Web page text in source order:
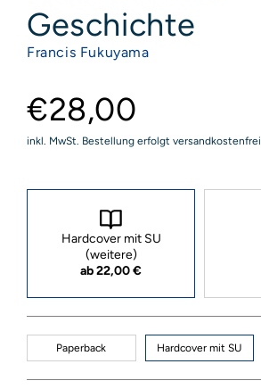
Geschichte
Francis Fukuyama
€28,00
inkl. MwSt. Bestellung erfolgt versandkostenfrei
Hardcover mit SU
(weitere)
ab 22,00 €
Paperback Hardcover mit SU